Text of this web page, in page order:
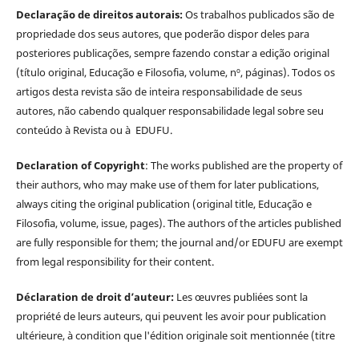
Declaração de direitos autorais:Os trabalhos publicados são de
propriedade dos seus autores, que poderão dispor deles para
posteriores publicações, sempre fazendo constar a edição original
(título original, Educação e Filosofia, volume, nº, páginas). Todos os
artigos desta revista são de inteira responsabilidade de seus
autores, não cabendo qualquer responsabilidade legal sobre seu
conteúdo à Revista ou à EDUFU.
Declaration of Copyright: The works published are the property of
their authors, who may make use of them for later publications,
always citing the original publication (original title, Educação e
Filosofia, volume, issue, pages). The authors of the articles published
are fully responsible for them; the journal and/or EDUFU are exempt
from legal responsibility for their content.
Déclaration de droit d’auteur: Les œuvres publiées sont la
propriété de leurs auteurs, qui peuvent les avoir pour publication
ultérieure, à condition que l'édition originale soit mentionnée (titre